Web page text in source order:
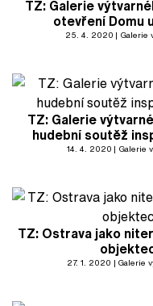
TZ: Galerie
otevření Domu
25. 4. 2020 Galerie
TZ: Galerie
hudební soutěž
14. 4. 2020 Galerie
TZ: Ostrava jako
27. 1. 2020 Galerie